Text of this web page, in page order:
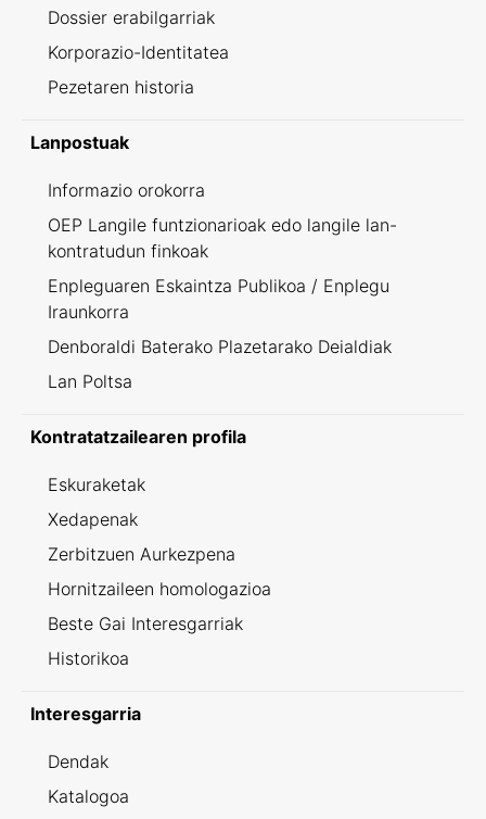
Dossier erabilgarriak
Korporazio-Identitatea
Pezetaren historia
Lanpostuak
Informazio orokorra
OEP Langile funtzionarioak edo langile lan-
kontratudun finkoak
Enpleguaren Eskaintza Publikoa / Enplegu
Iraunkorra
Denboraldi Baterako Plazetarako Deialdiak
Lan Poltsa
Kontratatzailearen profila
Eskuraketak
Xedapenak
Zerbitzuen Aurkezpena
Hornitzaileen homologazioa
Beste Gai Interesgarriak
Historikoa
Interesgarria
Dendak
Katalogoa